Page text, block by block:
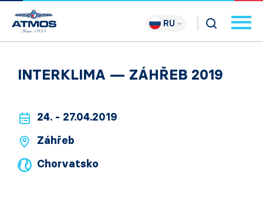
RU
INTERKLIMA — ZÁHŘEB 2019
24. - 27.04.2019
Záhřeb
Chorvatsko